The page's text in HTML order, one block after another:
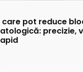
care pot reduce
precizie,